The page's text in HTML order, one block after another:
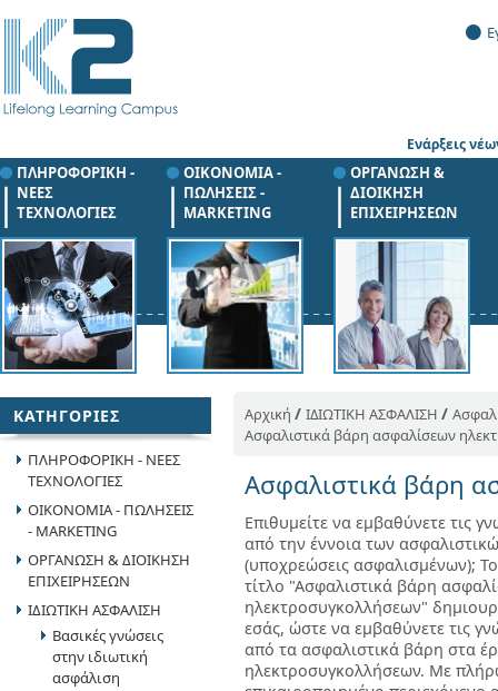
Ενάρξεις
ΠΛΗΡΟΦΟΡΙΚΗ -
ΝΕΕΣ
ΤΕΧΝΟΛΟΓΙΕΣ
ΟΙΚΟΝΟΜΙΑ -
ΠΩΛΗΣΕΙΣ -
MARKETING
ΟΡΓΑΝΩΣΗ &
ΔΙΟΙΚΗΣΗ
ΕΠΙΧΕΙΡΗΣΕΩΝ
ΚΑΤΗΓΟΡΙΕΣ
ΠΛΗΡΟΦΟΡΙΚΗ - ΝΕΕΣ
ΤΕΧΝΟΛΟΓΙΕΣ
ΟΙΚΟΝΟΜΙΑ - ΠΩΛΗΣΕΙΣ
- MARKETING
ΟΡΓΑΝΩΣΗ & ΔΙΟΙΚΗΣΗ
ΕΠΙΧΕΙΡΗΣΕΩΝ
ΙΔΙΩΤΙΚΗ ΑΣΦΑΛΙΣΗ
Βασικές γνώσεις
στην ιδιωτική
ασφάλιση
Αρχική / ΙΔΙΩΤΙΚΗ ΑΣΦΑΛΙΣΗ /
Ασφαλιστικά βάρη ασφαλίσεων
Ασφαλιστικά βάρη
Επιθυμείτε να εμβαθύνετε τις
από την έννοια των
(υποχρεώσεις ασφαλισμένων);
τίτλο "Ασφαλιστικά βάρη
ηλεκτροσυγκολλήσεων"
εσάς, ώστε να εμβαθύνετε τις
από τα ασφαλιστικά βάρη στα
ηλεκτροσυγκολλήσεων. Με